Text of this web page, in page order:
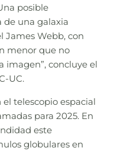
posible
de una galaxia
James Webb, con
menor que no
imagen”, concluye el
UC.
el telescopio espacial
para 2025. En
este
globulares en